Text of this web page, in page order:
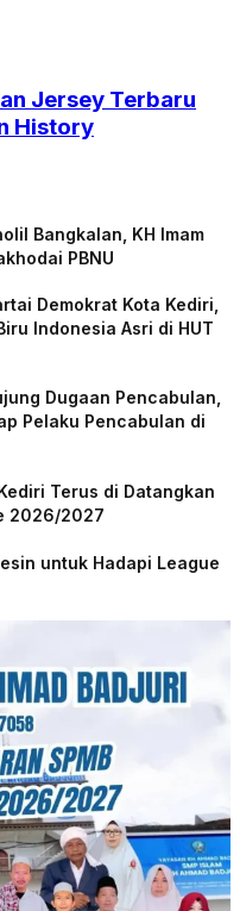
Jersey Terbaru
History
Bangkalan, KH Imam
PBNU
Demokrat Kota Kediri,
Indonesia Asri di HUT
Dugaan Pencabulan,
Pelaku Pencabulan di
Terus di Datangkan
2026/2027
untuk Hadapi League